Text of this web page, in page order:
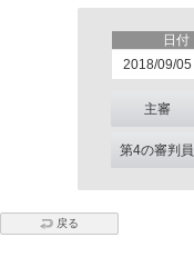
日付
2018/09/05
主審
第4の審判員
戻る